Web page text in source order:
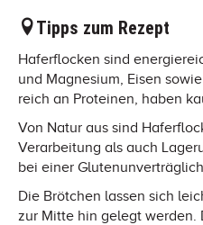
Tipps zum Rezept
Haferflocken sind
und Magnesium, Eisen
reich an Proteinen, haben
Von Natur aus sind
Verarbeitung als auch
bei einer
Die Brötchen lassen sich
zur Mitte hin gelegt werden.